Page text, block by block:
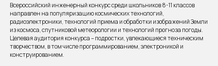
Всероссийский инженерный конкурс среди школьников 8-11 классов
направлен на популяризацию космических технологий,
радиоэлектроники, технологий приема и обработки изображений Земли
из космоса, спутниковой метеорологии и технологий прогноза погоды.
Целевая аудитория конкурса – подростки, увлекающиеся техническим
творчеством, в том числе программированием, электроникой и
конструированием.